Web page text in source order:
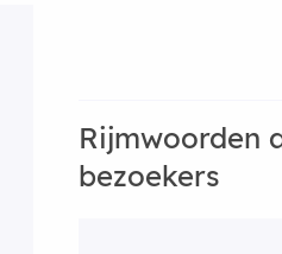
Rijmwoorden
bezoekers